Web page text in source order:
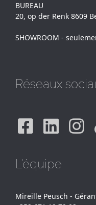
BUREAU
20, op der Renk 8609
SHOWROOM -
Réseaux
L'équipe
Mireille Peusch -